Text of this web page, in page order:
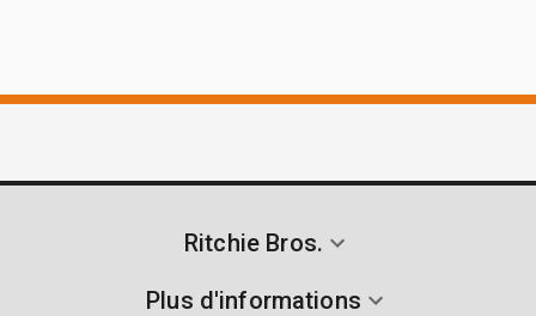
Ritchie Bros.
Plus d'informations